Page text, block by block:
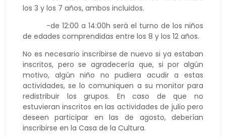
los 3 y los 7 años, ambos incluidos.
-de 12:00 a 14:00h será el turno de los niños
de edades comprendidas entre los 8 y los 12 años.
No es necesario inscribirse de nuevo si ya estaban
inscritos, pero se agradecería que, si por algún
motivo, algún niño no pudiera acudir a estas
actividades, se lo comuniquen a su monitor para
redistribuir los grupos. En caso de que no
estuvieran inscritos en las actividades de julio pero
deseen participar en las de agosto, deberían
inscribirse en la Casa de la Cultura.